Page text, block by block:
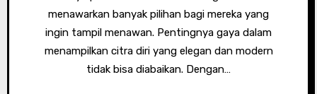
menawarkan banyak pilihan bagi mereka yang
ingin tampil menawan. Pentingnya gaya dalam
menampilkan citra diri yang elegan dan modern
tidak bisa diabaikan. Dengan…